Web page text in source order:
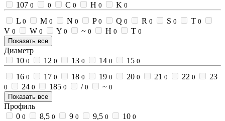
107 0 0 C 0 H 0 K 0
L 0 M 0 N 0 P 0 Q 0 R 0 S 0 T 0
V 0 W 0 Y 0 ~ 0 Н 0 Т 0
Показать все
Диаметр
10 0 12 0 13 0 14 0 15 0
16 0 17 0 18 0 19 0 20 0 21 0 22 0 23
0 24 0 185 0 / 0 ~ 0
Показать все
Профиль
0 0 8,5 0 9 0 9,5 0 10 0